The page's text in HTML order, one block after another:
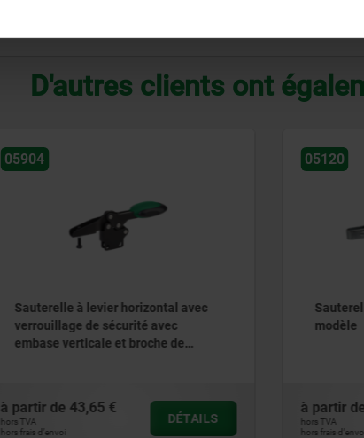
D'autres clients ont
05904
Sauterelle à levier horizontal avec
verrouillage de sécurité avec
embase verticale et broche de
à partir de 43,65 €
hors TVA
hors frais d’envoi
DÉTAILS
05120
modèle
à partir
hors TVA
hors frais d’envoi